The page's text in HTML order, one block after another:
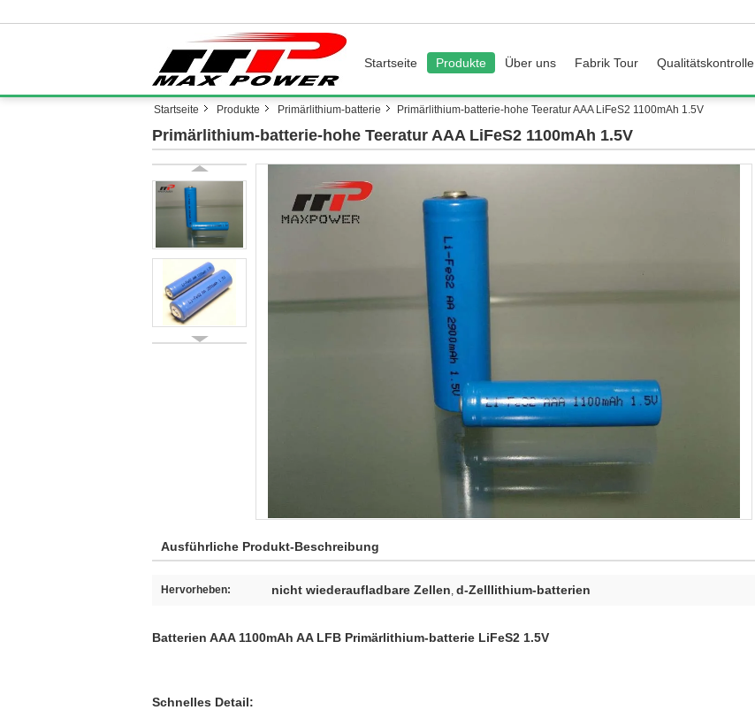
Startseite Produkte Über uns Fabrik Tour Qualitätskontrolle
Startseite Produkte Primärlithium-batterie Primärlithium-batterie-hohe Teeratur AAA LiFeS2 1100mAh 1.5V
Primärlithium-batterie-hohe Teeratur AAA LiFeS2 1100mAh 1.5V
Ausführliche Produkt-Beschreibung
Hervorheben: nicht wiederaufladbare Zellen, d-Zelllithium-batterien
Batterien AAA 1100mAh AA LFB Primärlithium-batterie LiFeS2 1.5V
Schnelles Detail: